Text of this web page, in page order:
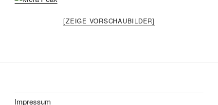
[ZEIGE VORSCHAUBILDER]
Impressum